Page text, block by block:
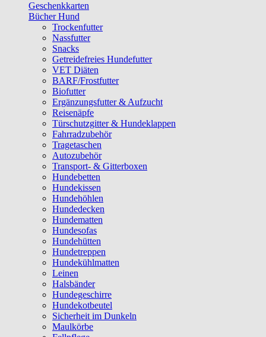
Geschenkkarten
Bücher Hund
Trockenfutter
Nassfutter
Snacks
Getreidefreies Hundefutter
VET Diäten
BARF/Frostfutter
Biofutter
Ergänzungsfutter & Aufzucht
Reisenäpfe
Türschutzgitter & Hundeklappen
Fahrradzubehör
Tragetaschen
Autozubehör
Transport- & Gitterboxen
Hundebetten
Hundekissen
Hundehöhlen
Hundedecken
Hundematten
Hundesofas
Hundehütten
Hundetreppen
Hundekühlmatten
Leinen
Halsbänder
Hundegeschirre
Hundekotbeutel
Sicherheit im Dunkeln
Maulkörbe